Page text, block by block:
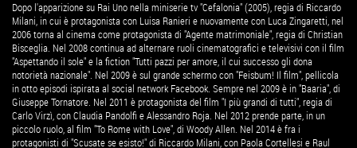
Dopo l'apparizione su Rai Uno nella miniserie tv "Cefalonia" (2005), regia di Riccardo
Milani, in cui è protagonista con Luisa Ranieri e nuovamente con Luca Zingaretti, nel
2006 torna al cinema come protagonista di "Agente matrimoniale", regia di Christian
Bisceglia. Nel 2008 continua ad alternare ruoli cinematografici e televisivi con il film
"Aspettando il sole" e la fiction "Tutti pazzi per amore, il cui successo gli dona
notorietà nazionale". Nel 2009 è sul grande schermo con "Feisbum! Il film", pellicola
in otto episodi ispirata al social network Facebook. Sempre nel 2009 è in "Baaria", di
Giuseppe Tornatore. Nel 2011 è protagonista del film "I più grandi di tutti", regia di
Carlo Virzì, con Claudia Pandolfi e Alessandro Roja. Nel 2012 prende parte, in un
piccolo ruolo, al film "To Rome with Love", di Woody Allen. Nel 2014 è fra i
protagonisti di "Scusate se esisto!" di Riccardo Milani, con Paola Cortellesi e Raul